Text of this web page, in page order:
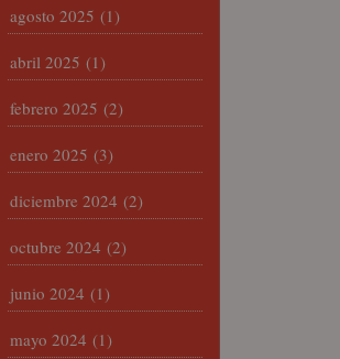
agosto 2025 (1)
abril 2025 (1)
febrero 2025 (2)
enero 2025 (3)
diciembre 2024 (2)
octubre 2024 (2)
junio 2024 (1)
mayo 2024 (1)